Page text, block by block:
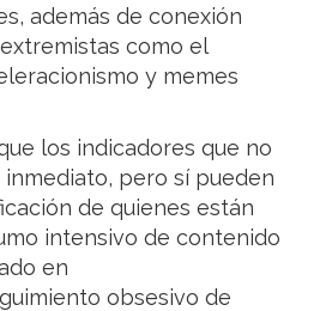
además de conexión
como el
y memes
los indicadores que no
pero sí pueden
de quienes están
intensivo de contenido
en
obsesivo de